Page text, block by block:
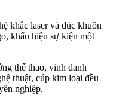
khắc laser và đúc khuôn
khẩu hiệu sự kiện một
thể thao, vinh danh
thuật, cúp kim loại đều
nghiệp.